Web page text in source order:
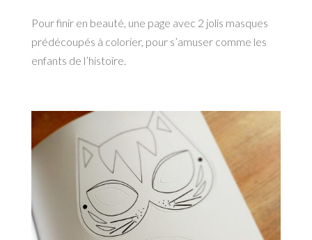
Pour finir en beauté, une page avec 2 jolis masques
prédécoupés à colorier, pour s’amuser comme les
enfants de l’histoire.